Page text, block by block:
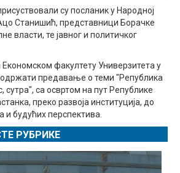
су посланик у Народној
Станишић, представници Борачке
власти, те јавног и политичког
факултету Универзитета у
предавање о теми "Република
сутра", са освртом на пут Републике
преко развоја институција, до
и будућих перспектива.
РУБРИКЕ